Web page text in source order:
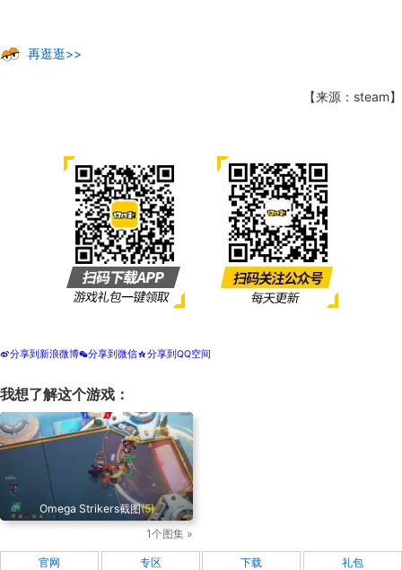
再逛逛>>
【来源：steam】
t分享到新浪微博w分享到微信z分享到QQ空间
我想了解这个游戏：
Omega Strikers截图(5)
1个图集 »
官网 专区 下载 礼包